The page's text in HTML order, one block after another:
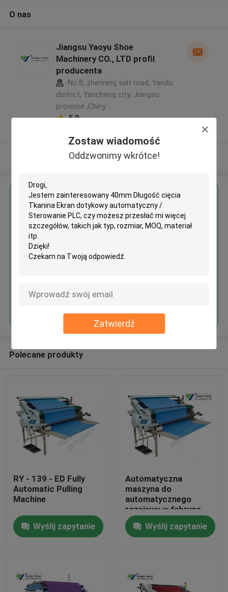
Zostaw wiadomość
Oddzwonimy wkrótce!
Zatwierdź
Dom
O nas
O nas
Jiangsu Yaoyu Shoe
Machinery CO., LTD profil
producenta
No.8, zhenning salt road, Yandu
district, Yancheng city, Jiangsu
province ,Chiny
5.0
Zobacz więcej
Uzyskaj najlepszą cenę za
40mm Długość cięcia Tkanina
Polecane produkty
RY - 139 - ED Fully
Automatic Pulling
Machine
Wyślij zapytanie
Automatyczna
maszyna do
automatycznego
rozsiewu w fabryce
tkanin odzieżowych
Wyślij zapytanie